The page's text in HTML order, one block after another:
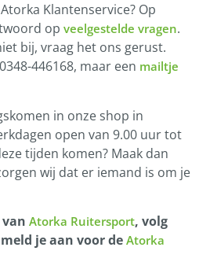
Klantenservice? Op
op veelgestelde vragen.
bij, vraag het ons gerust.
446168, maar een mailtje
in onze shop in
open van 9.00 uur tot
tijden komen? Maak dan
wij dat er iemand is om je
Atorka Ruitersport, volg
je aan voor de Atorka